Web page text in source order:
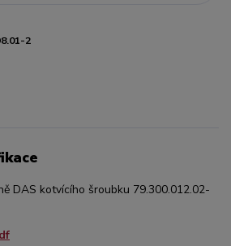
2
DAS kotvícího šroubku 79.300.012.02-